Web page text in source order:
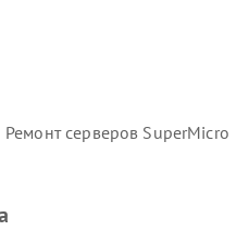
Ремонт серверов SuperMicro